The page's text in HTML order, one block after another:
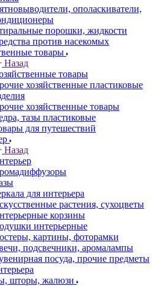
ополаскиватели,
порошки, жидкости
против насекомых
товары
Назад
товары
хозяйственные пластиковые
хозяйственные товары
тазы пластиковые
для путешествий
Назад
для интерьера
растения, сухоцветы
корзины
интерьерные
картины, фоторамки
подсвечники, аромалампы
посуда, прочие предметы
шторы, жалюзи